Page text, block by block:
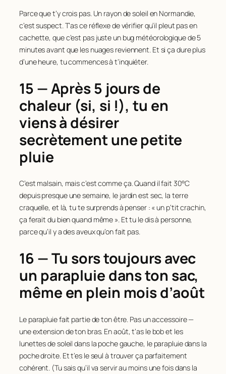
Parce que t’y crois pas. Un rayon de soleil en Normandie,
c’est suspect. T’as ce réflexe de vérifier qu’il pleut pas en
cachette, que c’est pas juste un bug météorologique de 5
minutes avant que les nuages reviennent. Et si ça dure plus
d’une heure, tu commences à t’inquiéter.
15 — Après 5 jours de
chaleur (si, si !), tu en
viens à désirer
secrètement une petite
pluie
C’est malsain, mais c’est comme ça. Quand il fait 30°C
depuis presque une semaine, le jardin est sec, la terre
craquelle, et là, tu te surprends à penser : « un p’tit crachin,
ça ferait du bien quand même ». Et tu le dis à personne,
parce qu’il y a des aveux qu’on fait pas.
16 — Tu sors toujours avec
un parapluie dans ton sac,
même en plein mois d’août
Le parapluie fait partie de ton être. Pas un accessoire —
une extension de ton bras. En août, t’as le bob et les
lunettes de soleil dans la poche gauche, le parapluie dans la
poche droite. Et t’es le seul à trouver ça parfaitement
cohérent. (Tu sais qu’il va servir au moins une fois dans la